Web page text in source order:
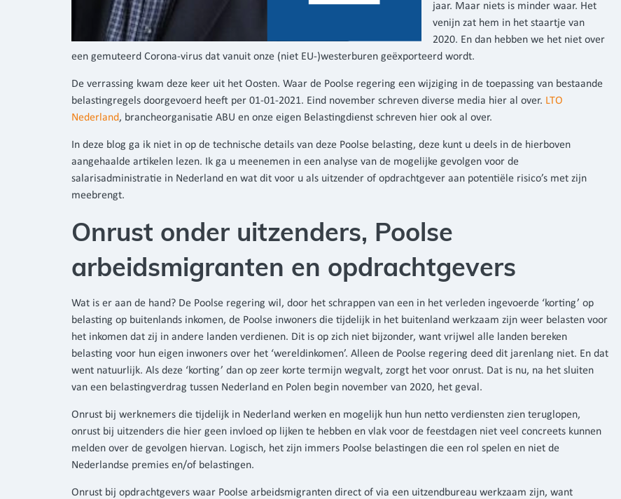
jaar. Maar niets is minder waar. Het
venijn zat hem in het staartje van
2020. En dan hebben we het niet over
een gemuteerd Corona-virus dat vanuit onze (niet EU-)westerburen geëxporteerd wordt.
De verrassing kwam deze keer uit het Oosten. Waar de Poolse regering een wijziging in de toepassing van bestaande
belastingregels doorgevoerd heeft per 01-01-2021. Eind november schreven diverse media hier al over. LTO
Nederland, brancheorganisatie ABU en onze eigen Belastingdienst schreven hier ook al over.
In deze blog ga ik niet in op de technische details van deze Poolse belasting, deze kunt u deels in de hierboven
aangehaalde artikelen lezen. Ik ga u meenemen in een analyse van de mogelijke gevolgen voor de
salarisadministratie in Nederland en wat dit voor u als uitzender of opdrachtgever aan potentiële risico’s met zijn
meebrengt.
Onrust onder uitzenders, Poolse
arbeidsmigranten en opdrachtgevers
Wat is er aan de hand? De Poolse regering wil, door het schrappen van een in het verleden ingevoerde ‘korting’ op
belasting op buitenlands inkomen, de Poolse inwoners die tijdelijk in het buitenland werkzaam zijn weer belasten voor
het inkomen dat zij in andere landen verdienen. Dit is op zich niet bijzonder, want vrijwel alle landen bereken
belasting voor hun eigen inwoners over het ‘wereldinkomen’. Alleen de Poolse regering deed dit jarenlang niet. En dat
went natuurlijk. Als deze ‘korting’ dan op zeer korte termijn wegvalt, zorgt het voor onrust. Dat is nu, na het sluiten
van een belastingverdrag tussen Nederland en Polen begin november van 2020, het geval.
Onrust bij werknemers die tijdelijk in Nederland werken en mogelijk hun hun netto verdiensten zien teruglopen,
onrust bij uitzenders die hier geen invloed op lijken te hebben en vlak voor de feestdagen niet veel concreets kunnen
melden over de gevolgen hiervan. Logisch, het zijn immers Poolse belastingen die een rol spelen en niet de
Nederlandse premies en/of belastingen.
Onrust bij opdrachtgevers waar Poolse arbeidsmigranten direct of via een uitzendbureau werkzaam zijn, want